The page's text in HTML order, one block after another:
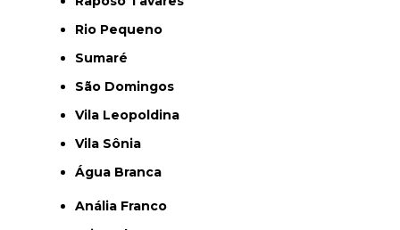
Rio Pequeno
Sumaré
São Domingos
Vila Leopoldina
Vila Sônia
Água Branca
Anália Franco